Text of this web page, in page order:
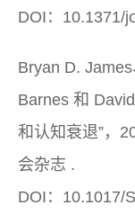
DOI：10.1371/
Bryan D.
Barnes 和
和认知衰退”，
会杂志 .
DOI：10.1017/